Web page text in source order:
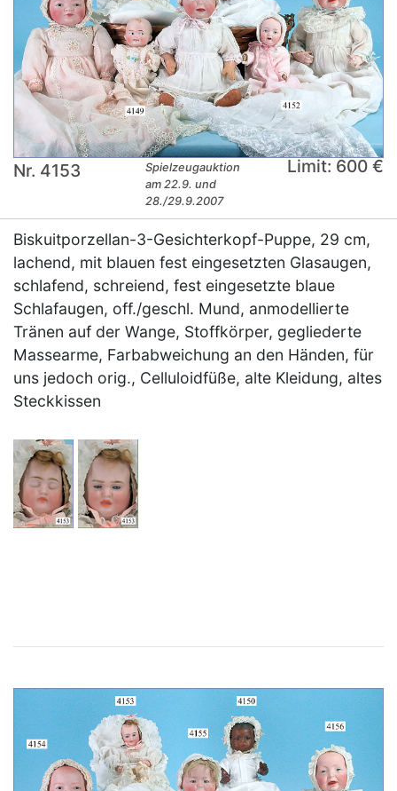
Nr. 4153
Spielzeugauktion
am 22.9. und
28./29.9.2007
Limit: 600 €
Biskuitporzellan-3-Gesichterkopf-Puppe, 29 cm,
lachend, mit blauen fest eingesetzten Glasaugen,
schlafend, schreiend, fest eingesetzte blaue
Schlafaugen, off./geschl. Mund, anmodellierte
Tränen auf der Wange, Stoffkörper, gegliederte
Massearme, Farbabweichung an den Händen, für
uns jedoch orig., Celluloidfüße, alte Kleidung, altes
Steckkissen